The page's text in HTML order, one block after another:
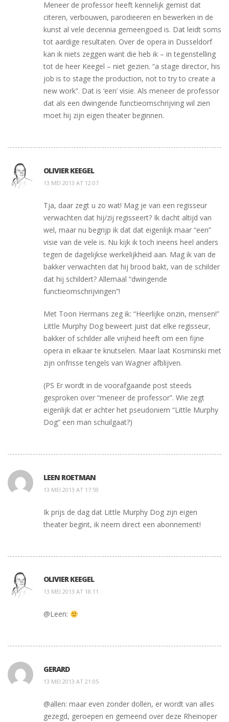
Meneer de professor heeft kennelijk gemist dat
citeren, verbouwen, parodieeren en bewerken in de
kunst al vele decennia gemeengoed is. Dat leidt soms
tot aardige resultaten. Over de opera in Dusseldorf
kan ik niets zeggen want die heb ik – in tegenstelling
tot de heer Keegel – niet gezien. “a stage director, his
job is to stage the production, not to try to create a
new work”. Dat is ‘een’ visie. Als meneer de professor
dat als een dwingende functieomschrijving wil zien
moet hij zijn eigen theater beginnen.
OLIVIER KEEGEL
13 MEI 2013 AT 12:07
Tja, daar zegt u zo wat! Mag je van een regisseur
verwachten dat hij/zij regisseert? Ik dacht altijd van
wel, maar nu begrijp ik dat dat eigenlijk maar “een”
visie van de vele is. Nu kijk ik toch ineens heel anders
tegen de dagelijkse werkelijkheid aan. Mag ik van de
bakker verwachten dat hij brood bakt, van de schilder
dat hij schildert? Allemaal “dwingende
functieomschrijvingen”!
Met Toon Hermans zeg ik: “Heerlijke onzin, mensen!”
Little Murphy Dog beweert juist dat elke regisseur,
bakker of schilder alle vrijheid heeft om een fijne
opera in elkaar te knutselen. Maar laat Kosminski met
zijn onfrisse tengels van Wagner afblijven.
(PS Er wordt in de voorafgaande post steeds
gesproken over “meneer de professor”. Wie zegt
eigenlijk dat er achter het pseudoniem “Little Murphy
Dog” een man schuilgaat?)
LEEN ROETMAN
13 MEI 2013 AT 17:59
Ik prijs de dag dat Little Murphy Dog zijn eigen
theater begint, ik neem direct een abonnement!
OLIVIER KEEGEL
13 MEI 2013 AT 18:11
@Leen:
GERARD
13 MEI 2013 AT 21:05
@allen: maar even zonder dollen, er wordt van alles
gezegd, geroepen en gemeend over deze Rheinoper